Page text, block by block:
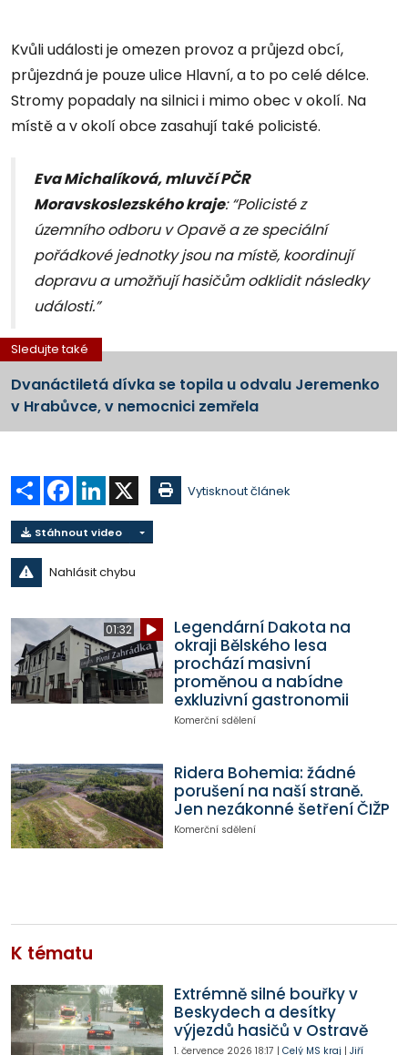
Kvůli události je omezen provoz a průjezd obcí,
průjezdná je pouze ulice Hlavní, a to po celé délce.
Stromy popadaly na silnici i mimo obec v okolí. Na
místě a v okolí obce zasahují také policisté.
Eva Michalíková, mluvčí PČR
Moravskoslezského kraje: “Policisté z
územního odboru v Opavě a ze speciální
pořádkové jednotky jsou na místě, koordinují
dopravu a umožňují hasičům odklidit následky
události.”
Sledujte také
Dvanáctiletá dívka se topila u odvalu Jeremenko
v Hrabůvce, v nemocnici zemřela
Sdílet Facebook
LinkedIn Vytisknout článek
Stáhnout video
Nahlásit chybu
01:32
Legendární Dakota na
okraji Bělského lesa
prochází masivní
proměnou a nabídne
exkluzivní gastronomii
Komerční sdělení
Ridera Bohemia: žádné
porušení na naší straně.
Jen nezákonné šetření ČIŽP
Komerční sdělení
K tématu
Extrémně silné bouřky v
Beskydech a desítky
výjezdů hasičů v Ostravě
1. července 2026 18:17 | Celý MS kraj | Jiří